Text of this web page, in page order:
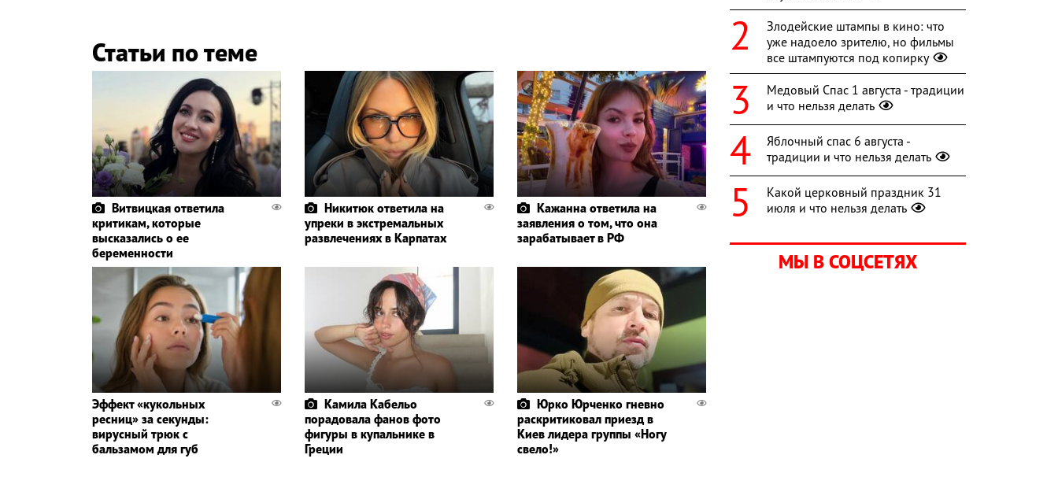
Статьи по теме
Витвицкая ответила
критикам, которые
высказались о ее
беременности
Никитюк ответила на
упреки в экстремальных
развлечениях в Карпатах
Кажанна ответила на
заявления о том, что она
зарабатывает в РФ
Эффект «кукольных
ресниц» за секунды:
вирусный трюк с
бальзамом для губ
Камила Кабельо
порадовала фанов фото
фигуры в купальнике в
Греции
Юрко Юрченко гневно
раскритиковал приезд в
Киев лидера группы «Ногу
свело!»
Злодейские штампы в кино: что
уже надоело зрителю, но фильмы
все штампуются под копирку
Медовый Спас 1 августа - традиции
и что нельзя делать
Яблочный спас 6 августа -
традиции и что нельзя делать
Какой церковный праздник 31
июля и что нельзя делать
МЫ В СОЦСЕТЯХ